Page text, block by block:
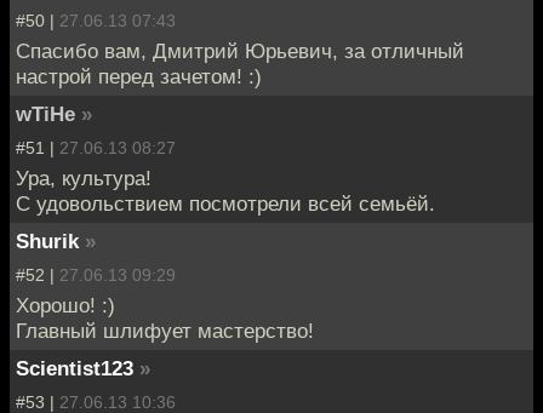
#50 | 27.06.13 07:43
Спасибо вам, Дмитрий Юрьевич, за отличный
настрой перед зачетом! :)
wTiHe »
#51 | 27.06.13 08:27
Ура, культура!
С удовольствием посмотрели всей семьёй.
Shurik »
#52 | 27.06.13 09:29
Хорошо! :)
Главный шлифует мастерство!
Scientist123 »
#53 | 27.06.13 10:36